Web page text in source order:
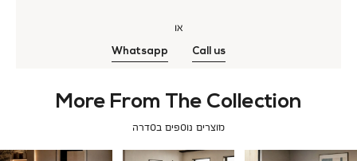
או
Call us
Whatsapp
More From The Collection
מוצרים נוספים בסדרה